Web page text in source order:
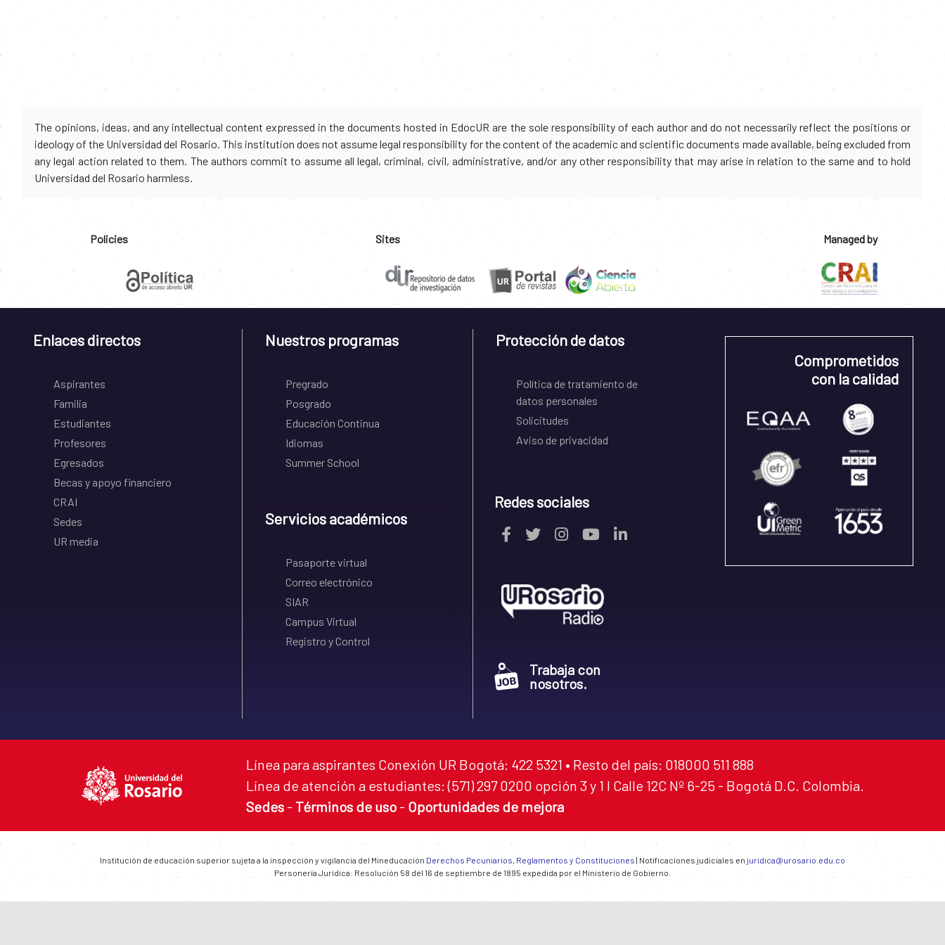
The opinions, ideas, and any intellectual content expressed in the documents hosted in EdocUR are the sole responsibility of each author and do not necessarily reflect the positions or
ideology of the Universidad del Rosario. This institution does not assume legal responsibility for the content of the academic and scientific documents made available, being excluded from
any legal action related to them. The authors commit to assume all legal, criminal, civil, administrative, and/or any other responsibility that may arise in relation to the same and to hold
Universidad del Rosario harmless.
Policies Sites Managed by
Enlaces directos
Aspirantes
Familia
Estudiantes
Profesores
Egresados
Becas y apoyo financiero
CRAI
Sedes
UR media
Nuestros programas
Pregrado
Posgrado
Educación Continua
Idiomas
Summer School
Servicios académicos
Pasaporte virtual
Correo electrónico
SIAR
Campus Virtual
Registro y Control
Protección de datos
Política de tratamiento de
datos personales
Solicitudes
Aviso de privacidad
Redes sociales
Trabaja con
nosotros.
Comprometidos
con la calidad
Línea para aspirantes Conexión UR Bogotá: 422 5321 • Resto del país: 018000 511 888
Línea de atención a estudiantes: (571) 297 0200 opción 3 y 1 I Calle 12C Nº 6-25 - Bogotá D.C. Colombia.
Sedes - Términos de uso - Oportunidades de mejora
Institución de educación superior sujeta a la inspección y vigilancia del Mineducación Derechos Pecuniarios, Reglamentos y Constituciones | Notificaciones judiciales en juridica@urosario.edu.co
Personería Jurídica: Resolución 58 del 16 de septiembre de 1895 expedida por el Ministerio de Gobierno.